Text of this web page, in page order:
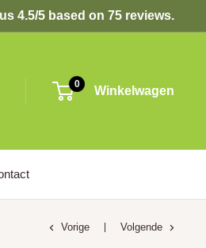
4.5/5 based on 75 reviews.
0
Winkelwagen
Vorige Volgende